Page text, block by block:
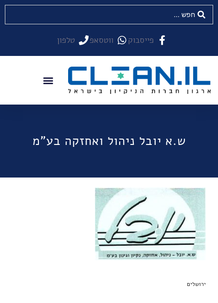
פייסבוק ווטסאפ טלפון
ש.א יובל ניהול ואחזקה בע"מ
ירושלים